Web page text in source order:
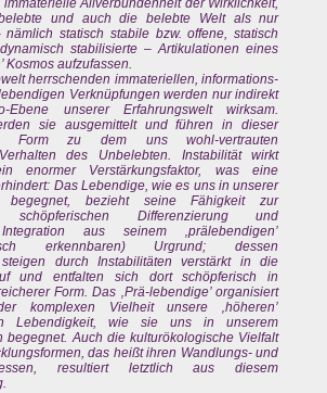
immaterielle Allverbundenheit der Wirklichkeit,
und auch die belebte Welt als nur
nämlich statisch stabile bzw. offene, statisch
stabilisierte – Artikulationen eines
Kosmos aufzufassen.
herrschenden immateriellen, informations-
Verknüpfungen werden nur indirekt
unserer Erfahrungswelt wirksam.
sie ausgemittelt und führen in dieser
Form zu dem uns wohl-vertrauten
Verhalten des Unbelebten. Instabilität wirkt
enormer Verstärkungsfaktor, was eine
Das Lebendige, wie es uns in unserer
begegnet, bezieht seine Fähigkeit zur
schöpferischen Differenzierung und
aus seinem ‚prälebendigen’
erkennbaren) Urgrund; dessen
steigen durch Instabilitäten verstärkt in die
und entfalten sich dort schöpferisch in
Form. Das ‚Prä-lebendige’ organisiert
komplexen Vielheit unsere ‚höheren’
Lebendigkeit, wie sie uns in unserem
begegnet. Auch die kulturökologische Vielfalt
das heißt ihren Wandlungs- und
resultiert letztlich aus diesem